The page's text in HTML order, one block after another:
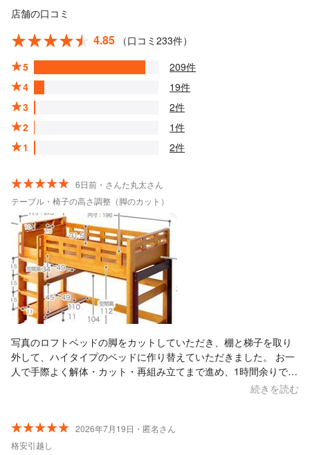
店舗の口コミ
4.85
（口コミ233件）
5
209件
4
19件
3
2件
2
1件
1
2件
6日前・さんた丸太さん
テーブル・椅子の高さ調整（脚のカット）
写真のロフトベッドの脚をカットしていただき、棚と梯子を取り
外して、ハイタイプのベッドに作り替えていただきました。 お一
人で手際よく解体・カット・再組み立てまで進め、1時間余りで仕
上げてくださいました。終始まじめに作業してくださり、お人柄
続きを読む
2026年7月19日・匿名さん
格安引越し